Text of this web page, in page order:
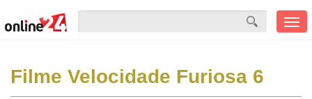
Filme Velocidade Furiosa 6